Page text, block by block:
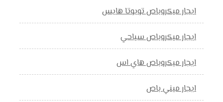
ايجار ميكروباص تويوتا هايس
ايجار ميكروباص سياحي
ايجار ميكروباص هاي اس
ايجار ميني باص